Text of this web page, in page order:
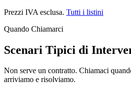
Prezzi IVA esclusa. Tutti i listini
Quando Chiamarci
Scenari Tipici di
Non serve un contratto. Chiamaci
arriviamo e risolviamo.